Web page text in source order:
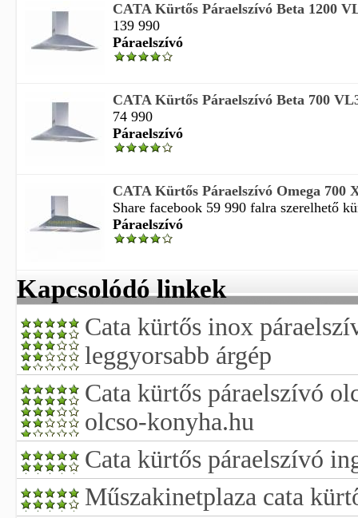
CATA Kürtős Páraelszívó Beta 1200
139 990
Páraelszívó
CATA Kürtős Páraelszívó Beta 700
74 990
Páraelszívó
CATA Kürtős Páraelszívó Omega 700
Share facebook 59 990 falra szerelhető
Páraelszívó
Kapcsolódó linkek
Cata kürtős inox
leggyorsabb árgép
Cata kürtős páraelszívó
olcso-konyha.hu
Cata kürtős páraelszívó
Műszakinetplaza cata